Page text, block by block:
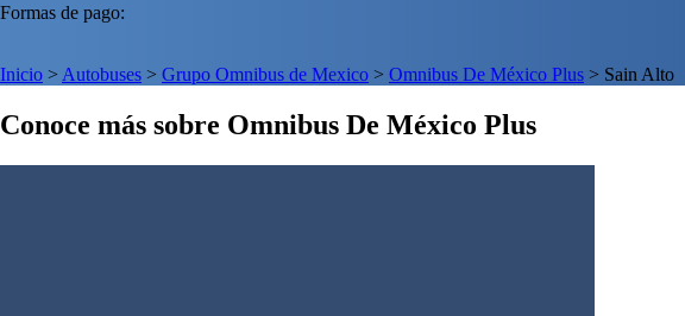
Formas de pago:
Inicio > Autobuses > Grupo Omnibus de Mexico > Omnibus De México Plus > Sain Alto
Conoce más sobre Omnibus De México Plus